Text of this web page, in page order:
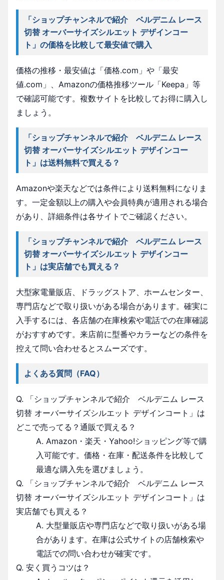
「ショップチャンネルで紹介 ベルデニム レース
切替 オーバーサイズシルエット デザインコー
ト」の価格を比較して最安値で購入
価格の推移・最安値は「価格.com」や「最安
値.com」、Amazonの価格推移ツール「Keepa」等
で確認可能です。複数サイトを比較してお得に購入し
ましょう。
「ショップチャンネルで紹介 ベルデニム レース
切替 オーバーサイズシルエット デザインコー
ト」は送料無料で買える？
Amazonや楽天などでは条件により送料無料になりま
す。一定金額以上の購入や会員特典が適用される場合
があり、詳細条件は各サイトでご確認ください。
「ショップチャンネルで紹介 ベルデニム レース
切替 オーバーサイズシルエット デザインコー
ト」は実店舗でも買える？
大型家電量販店、ドラッグストア、ホームセンター、
専門店などで取り扱いがある場合があります。確実に
入手するには、各店舗の在庫検索や電話での在庫確認
がおすすめです。来店前に型番やカラーなどの条件を
控えて問い合わせるとスムーズです。
よくある質問（FAQ）
Q. 「ショップチャンネルで紹介 ベルデニム レース
切替 オーバーサイズシルエット デザインコート」は
どこで売ってる？通販で買える？
A. Amazon・楽天・Yahoo!ショッピング等で購
入可能です。価格・在庫・配送条件を比較して
最適な購入先を選びましょう。
Q. 「ショップチャンネルで紹介 ベルデニム レース
切替 オーバーサイズシルエット デザインコート」は
実店舗でも買える？
A. 大型量販店や専門店などで取り扱いがある場
合があります。在庫は公式サイトの店舗検索や
電話での問い合わせが確実です。
Q. 安く買うコツは？